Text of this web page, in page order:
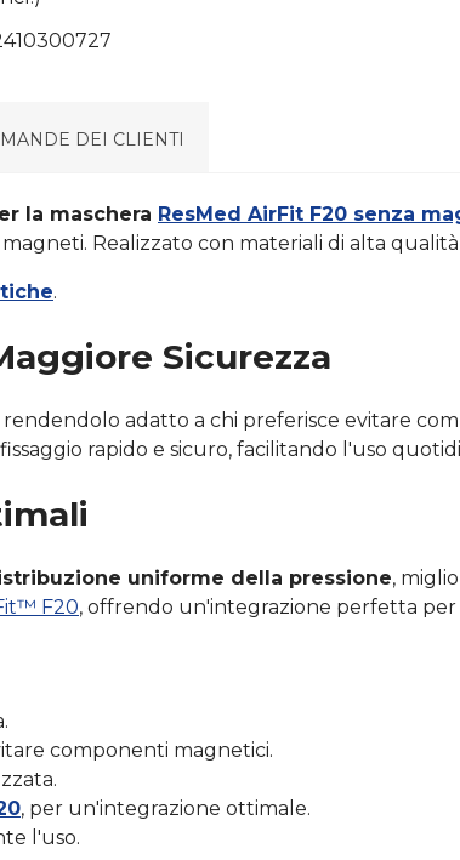
DEI CLIENTI
la maschera ResMed AirFit F20 senza
Realizzato con materiali di alta
.
Sicurezza
adatto a chi preferisce evitare
rapido e sicuro, facilitando l'uso
uniforme della pressione,
F20, offrendo un'integrazione perfetta per
componenti magnetici.
, per un'integrazione ottimale.
l'uso.